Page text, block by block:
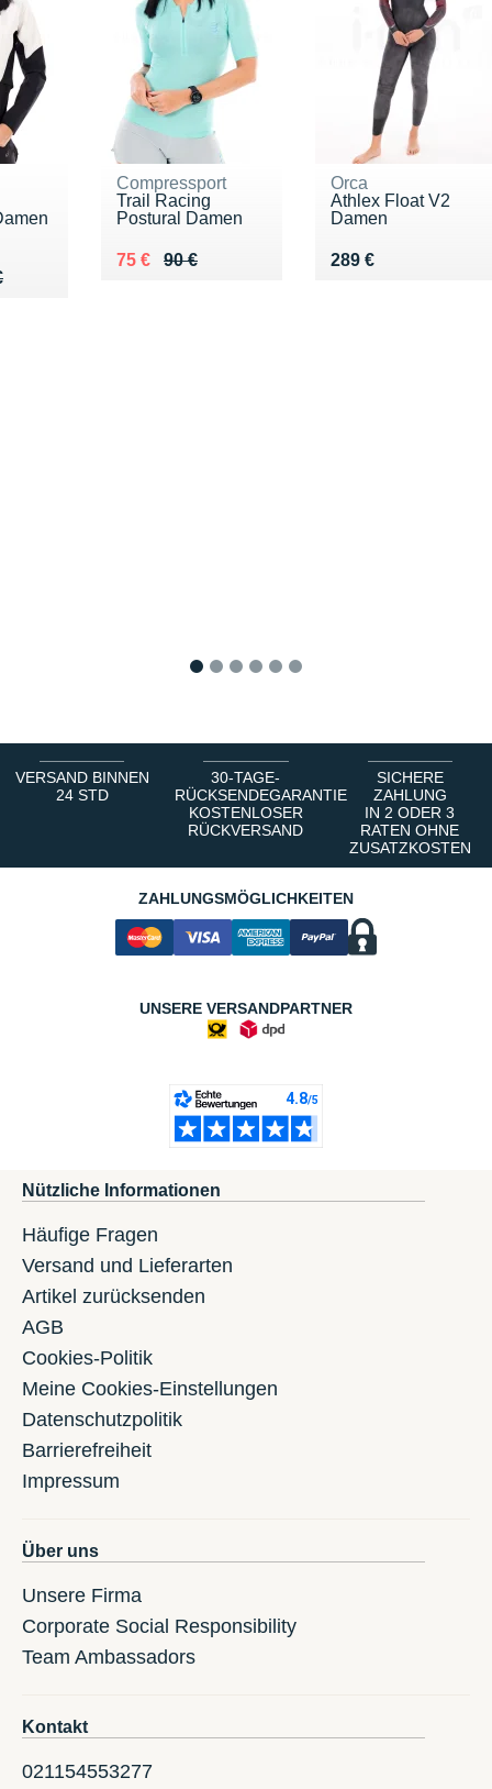
€
Compressport
Trail Racing
Postural Damen
90 €
Au lieu de 90 €
75 €
Vendu 75 €
Orca
Athlex Float V2
Damen
289 €
Vendu 289 €
VERSAND BINNEN
24 STD
30-TAGE-
RÜCKSENDEGARANTIE
KOSTENLOSER
RÜCKVERSAND
SICHERE
ZAHLUNG
IN 2 ODER 3
RATEN OHNE
ZUSATZKOSTEN
ZAHLUNGSMÖGLICHKEITEN
UNSERE VERSANDPARTNER
Nützliche Informationen
Häufige Fragen
Versand und Lieferarten
Artikel zurücksenden
AGB
Cookies-Politik
Meine Cookies-Einstellungen
Datenschutzpolitik
Barrierefreiheit
Impressum
Über uns
Unsere Firma
Corporate Social Responsibility
Team Ambassadors
Kontakt
021154553277